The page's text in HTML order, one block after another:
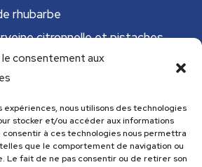
le consentement aux
nous utilisons des technologies
stocker et/ou accéder aux informations
à ces technologies nous permettra
que le comportement de navigation ou
Le fait de ne pas consentir ou de retirer son
rhubarbe
citronnelle et pistaches
courgette (IG bas)